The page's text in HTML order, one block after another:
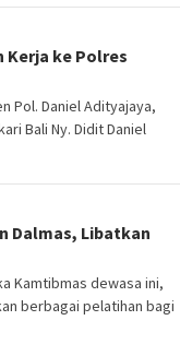
Kerja ke Polres
Pol. Daniel Adityajaya,
Bali Ny. Didit Daniel
Dalmas, Libatkan
Kamtibmas dewasa ini,
berbagai pelatihan bagi